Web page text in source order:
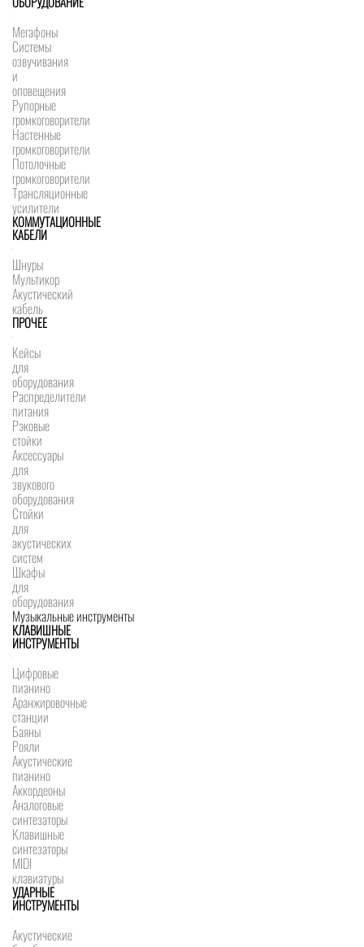
Мегафоны
Системы
озвучивания
и
оповещения
Рупорные
громкоговорители
Настенные
громкоговорители
Потолочные
громкоговорители
Трансляционные
усилители
КОММУТАЦИОННЫЕ
КАБЕЛИ
Шнуры
Мультикор
Акустический
кабель
ПРОЧЕЕ
Кейсы
для
оборудования
Распределители
питания
Рэковые
стойки
Аксессуары
для
звукового
оборудования
Стойки
для
акустических
систем
Шкафы
для
оборудования
Музыкальные инструменты
КЛАВИШНЫЕ
ИНСТРУМЕНТЫ
Цифровые
пианино
Аранжировочные
станции
Баяны
Рояли
Акустические
пианино
Аккордеоны
Аналоговые
синтезаторы
Клавишные
синтезаторы
MIDI
клавиатуры
УДАРНЫЕ
ИНСТРУМЕНТЫ
Акустические